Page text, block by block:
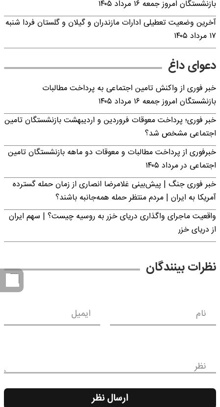
بازنشستگان امروز جمعه ۱۶ مرداد ۱۴۰۵
آخرین وضعیت تعطیلی ادارات مازندران و گیلان و گلستان فردا شنبه
۱۷ مرداد ۱۴۰۵
دعوای داغ
خبر فوری از واکنش تامین اجتماعی به پرداخت مطالبات
بازنشستگان امروز جمعه ۱۶ مرداد ۱۴۰۵
خبر فوری؛ پرداخت معوقات فروردین و اردیبهشت بازنشستگان تامین
اجتماعی مشخص شد؟
خبرفوری از پرداخت مطالبات و معوقات دو ماهه بازنشستگان تامین
اجتماعی در مرداد ۱۴۰۵
خبر فوری جنگ | پیش‌بینی غلامرضا انصاری از زمان حمله گسترده
آمریکا به ایران | مردم منتظر حمله همه‌جانبه باشند؟
واقعیت ماجرای واگذاری دریای خزر به روسیه چیست؟ | سهم ایران
از دریای خزر
نظرات بینندگان
نام ایمیل
نظر
ارسال نظر